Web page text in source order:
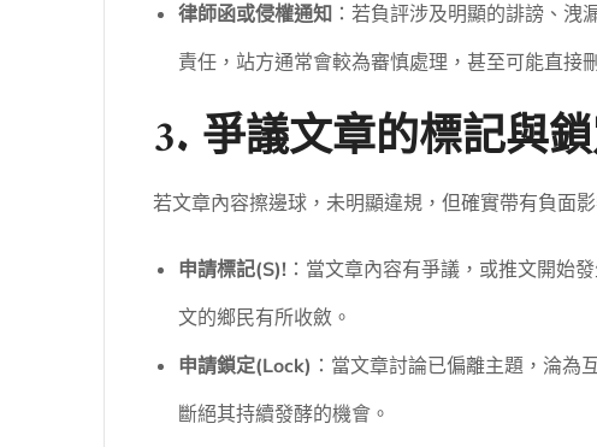
律師函或侵權通知 ：若負評涉及明顯的誹謗、
責任，站方通常會較為審慎處理，甚至可能直接
3. 爭議文章的標記與
若文章內容擦邊球，未明顯違規，但確實帶有負面
申請標記(S)!：當文章內容有爭議，或推文開始
文的鄉民有所收斂。
申請鎖定(Lock) ：當文章討論已偏離主題，淪為
斷絕其持續發酵的機會。